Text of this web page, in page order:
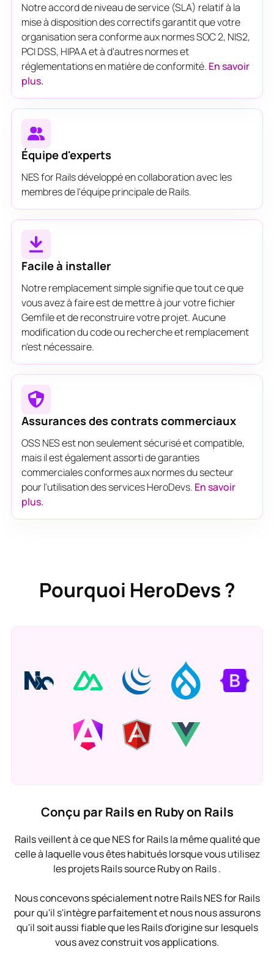
Notre accord de niveau de service (SLA) relatif à la
mise à disposition des correctifs garantit que votre
organisation sera conforme aux normes SOC 2, NIS2,
PCI DSS, HIPAA et à d'autres normes et
réglementations en matière de conformité. En savoir
plus.
Équipe d'experts
NES for Rails développé en collaboration avec les
membres de l'équipe principale de Rails.
Facile à installer
Notre remplacement simple signifie que tout ce que
vous avez à faire est de mettre à jour votre fichier
Gemfile et de reconstruire votre projet. Aucune
modification du code ou recherche et remplacement
n'est nécessaire.
Assurances des contrats commerciaux
OSS NES est non seulement sécurisé et compatible,
mais il est également assorti de garanties
commerciales conformes aux normes du secteur
pour l'utilisation des services HeroDevs. En savoir
plus.
Pourquoi HeroDevs ?
Conçu par Rails en Ruby on Rails
Rails veillent à ce que NES for Rails la même qualité que
celle à laquelle vous êtes habitués lorsque vous utilisez
les projets Rails source Ruby on Rails .
Nous concevons spécialement notre Rails NES for Rails
pour qu'il s'intègre parfaitement et nous nous assurons
qu'il soit aussi fiable que les Rails d'origine sur lesquels
vous avez construit vos applications.